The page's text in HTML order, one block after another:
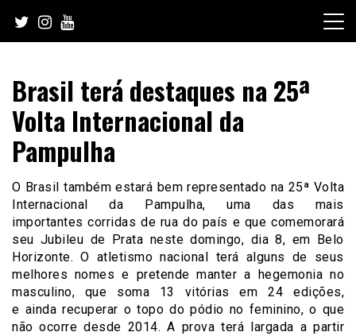
content
Brasil terá destaques na 25ª
Volta Internacional da
Pampulha
O Brasil também estará bem representado na 25ª Volta
Internacional da Pampulha, uma das mais
importantes corridas de rua do país e que comemorará
seu Jubileu de Prata neste domingo, dia 8, em Belo
Horizonte. O atletismo nacional terá alguns de seus
melhores nomes e pretende manter a hegemonia no
masculino, que soma 13 vitórias em 24 edições,
e ainda recuperar o topo do pódio no feminino, o que
não ocorre desde 2014. A prova terá largada a partir